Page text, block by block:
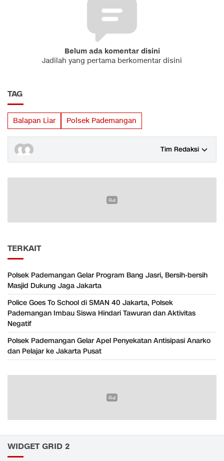
Belum ada komentar disini
Jadilah yang pertama berkomentar disini
TAG
Balapan Liar Polsek Pademangan
Tim Redaksi
TERKAIT
Polsek Pademangan Gelar Program Bang Jasri, Bersih-bersih
Masjid Dukung Jaga Jakarta
Police Goes To School di SMAN 40 Jakarta, Polsek
Pademangan Imbau Siswa Hindari Tawuran dan Aktivitas
Negatif
Polsek Pademangan Gelar Apel Penyekatan Antisipasi Anarko
dan Pelajar ke Jakarta Pusat
WIDGET GRID 2